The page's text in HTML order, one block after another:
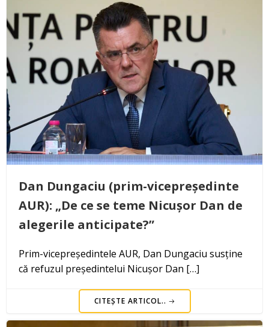
Dan Dungaciu (prim-vicepreședinte
AUR): „De ce se teme Nicușor Dan de
alegerile anticipate?”
Prim-vicepreședintele AUR, Dan Dungaciu susține
că refuzul președintelui Nicușor Dan […]
CITEȘTE ARTICOL..